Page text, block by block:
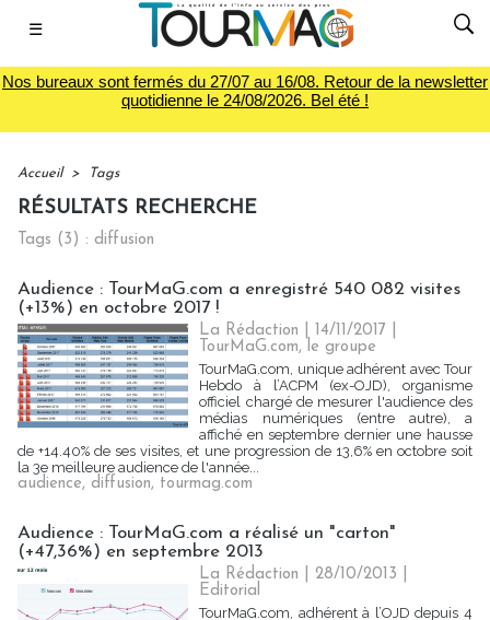
☰
Nos bureaux sont fermés du 27/07 au 16/08. Retour de la newsletter
quotidienne le 24/08/2026. Bel été !
Accueil > Tags
RÉSULTATS RECHERCHE
Tags (3) : diffusion
Audience : TourMaG.com a enregistré 540 082 visites
(+13%) en octobre 2017 !
La Rédaction | 14/11/2017
TourMaG.com, le groupe
TourMaG.com, unique adhérent avec Tour
Hebdo à l’ACPM (ex-OJD), organisme
officiel chargé de mesurer l'audience des
médias numériques (entre autre), a
affiché en septembre dernier une hausse
de +14.40% de ses visites, et une progression de 13,6% en octobre soit
la 3e meilleure audience de l'année...
audience, diffusion, tourmag.com
Audience : TourMaG.com a réalisé un "carton"
(+47,36%) en septembre 2013
La Rédaction | 28/10/2013
Editorial
TourMaG.com, adhérent à l’OJD depuis 4